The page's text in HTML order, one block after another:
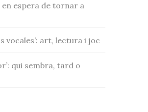
en espera de tornar a
vocales’: art, lectura i joc
qui sembra, tard o